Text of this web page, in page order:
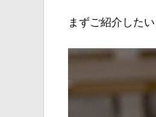
まずご紹介した